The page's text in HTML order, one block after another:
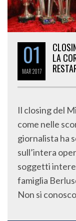
01
MAR2017
LA
Il closing del
come nelle
giornalista ha
sull’intera
soggetti
famiglia
Non si